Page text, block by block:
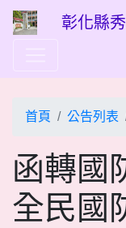
彰化縣
首頁 公告列表
函轉國
全民國